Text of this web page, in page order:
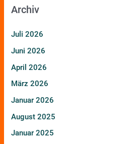
Archiv
Juli 2026
Juni 2026
April 2026
März 2026
Januar 2026
August 2025
Januar 2025